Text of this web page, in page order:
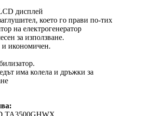
дисплей
което го прави по-тих
на електрогенератор
за използване.
икономичен.
има колела и дръжки за